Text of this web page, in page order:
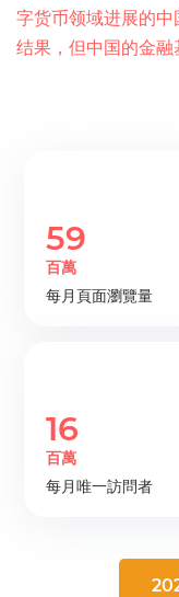
字货币领域进展的
结果，但中国的金融
59
百萬
每月頁面瀏覽量
16
百萬
每月唯一訪問者